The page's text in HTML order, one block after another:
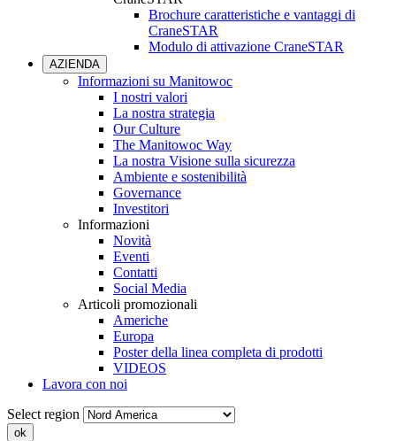
Brochure caratteristiche e vantaggi di
CraneSTAR
Modulo di attivazione CraneSTAR
AZIENDA
Informazioni su Manitowoc
I nostri valori
La nostra strategia
Our Culture
The Manitowoc Way
La nostra Visione sulla sicurezza
Ambiente e sostenibilità
Governance
Investitori
Informazioni
Novità
Eventi
Contatti
Social Media
Articoli promozionali
Americhe
Europa
Poster della linea completa di prodotti
VIDEOS
Lavora con noi
Select region